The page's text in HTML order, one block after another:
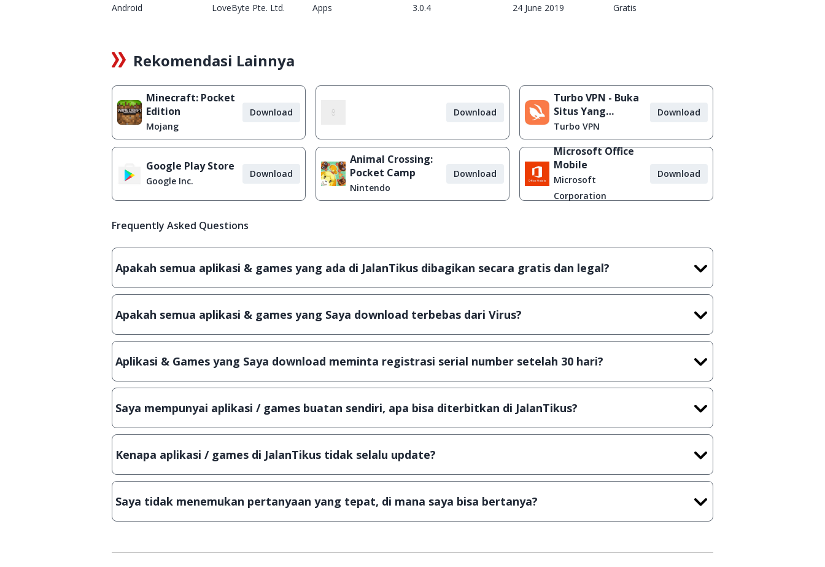
Android LoveByte Pte. Ltd. Apps 3.0.4 24 June 2019 Gratis
Rekomendasi Lainnya
Minecraft: Pocket
Edition
Mojang
Download Download
Turbo VPN - Buka
Situs Yang
Diblokir
Turbo VPN
Download
Google Play Store
Google Inc.
Download
Animal Crossing:
Pocket Camp
Nintendo
Download
Microsoft Office
Mobile
Microsoft
Corporation
Download
Frequently Asked Questions
Apakah semua aplikasi & games yang ada di JalanTikus dibagikan secara gratis dan legal?
Ya, JalanTikus hanya membagikan aplikasi & games yang gratis (Freeware) dan legal, dalam artian tidak (bajakan) hasil crack,
Apakah semua aplikasi & games yang Saya download terbebas dari Virus?
Ya, JalanTikus selalu melakukan scanning dengan 3 jenis Antivirus (Kaspersky, AVG & Avast) sebelum menerbitkan suatu
Aplikasi & Games yang Saya download meminta registrasi serial number setelah 30 hari?
Meskipun dibagikan secara gratis, namun ada beberapa aplikasi & games yang dibagikan secara Shareware, dalam arti hanya
Saya mempunyai aplikasi / games buatan sendiri, apa bisa diterbitkan di JalanTikus?
Tentu saja bisa. Silahkan kirim email keinfo@jalantikus.comdengan menyertakan Nama Aplikasi/Games, Deskripsi serta
Kenapa aplikasi / games di JalanTikus tidak selalu update?
Demi menjaga kualitas aplikasi dan games yang ada di JalanTikus, hingga saat ini kita masih melakukan upload-download
Saya tidak menemukan pertanyaan yang tepat, di mana saya bisa bertanya?
Kami dengan senang hati menjawab setiap pertanyaan yang masuk. Kirim pertanyaan kamu keinfo@jalantikus.com